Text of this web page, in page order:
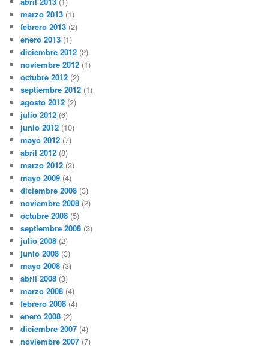
marzo 2013 (1)
febrero 2013 (2)
enero 2013 (1)
diciembre 2012 (2)
noviembre 2012 (1)
octubre 2012 (2)
septiembre 2012 (1)
agosto 2012 (2)
julio 2012 (6)
junio 2012 (10)
mayo 2012 (7)
abril 2012 (8)
marzo 2012 (2)
mayo 2009 (4)
diciembre 2008 (3)
noviembre 2008 (2)
octubre 2008 (5)
septiembre 2008 (3)
julio 2008 (2)
junio 2008 (3)
mayo 2008 (3)
abril 2008 (3)
marzo 2008 (4)
febrero 2008 (4)
enero 2008 (2)
diciembre 2007 (4)
noviembre 2007 (7)